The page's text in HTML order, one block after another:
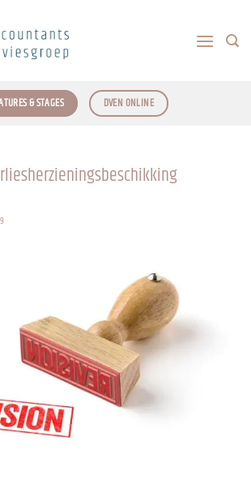
& STAGES DVEN ONLINE